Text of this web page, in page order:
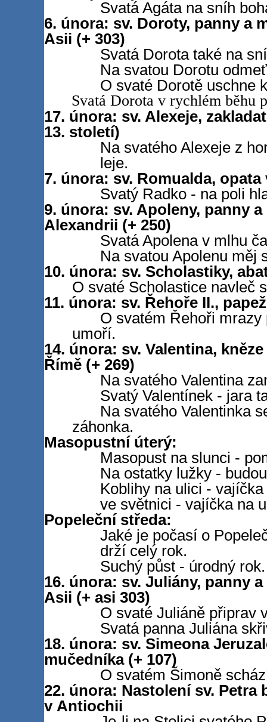
Svatá Agáta na sníh
6. února: sv. Doroty, panny a
Asii (+ 303)
Svatá Dorota také na
Na svatou Dorotu
O svaté Dorotě uschne
Svatá Dorota v rychlém běhu
17. února: sv. Alexeje,
13. století)
Na svatého Alexeje z
leje.
7. února: sv. Romualda, opata
Svatý Radko - na poli
9. února: sv. Apoleny, panny
Alexandrii (+ 250)
Svatá Apolena v mlhu
Na svatou Apolenu měj
10. února: sv. Scholastiky,
O svaté Scholastice navleč
11. února: sv. Řehoře II.,
O svatém Řehoři mrazy
umoří.
14. února: sv. Valentina,
Římě (+ 269)
Na svatého Valentina
Svatý Valentínek - jara
Na svatého Valentinka
záhonka.
Masopustní úterý:
Masopust na slunci -
Na ostatky lužky -
Koblihy na ulici -
ve světnici - vajíčka na
Popeleční středa:
Jaké je počasí o
drží celý rok.
Suchý půst - úrodný rok.
16. února: sv. Juliány, panny
Asii (+ asi 303)
O svaté Juliáně připrav
Svatá panna Juliána
18. února: sv. Simeona
mučedníka (+ 107)
O svatém Šimoně
22. února: Nastolení sv. Petra
v Antiochii